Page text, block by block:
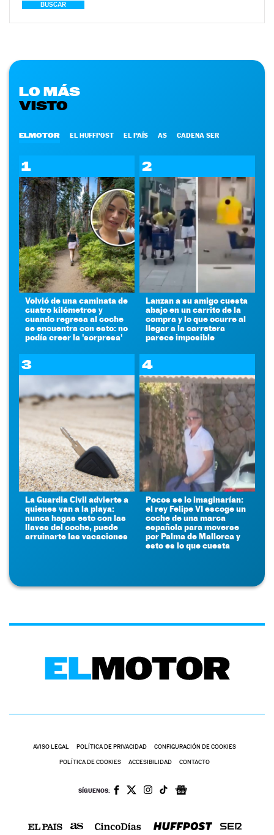
BUSCAR
LO MÁS
VISTO
ELMOTOR EL HUFFPOST EL PAÍS AS CADENA SER
1
Volvió de una caminata de
cuatro kilómetros y
cuando regresa al coche
se encuentra con esto: no
podía creer la 'sorpresa'
2
Lanzan a su amigo cuesta
abajo en un carrito de la
compra y lo que ocurre al
llegar a la carretera
parece imposible
3
La Guardia Civil advierte a
quienes van a la playa:
nunca hagas esto con las
llaves del coche, puede
arruinarte las vacaciones
4
Pocos se lo imaginarían:
el rey Felipe VI escoge un
coche de una marca
española para moverse
por Palma de Mallorca y
esto es lo que cuesta
AVISO LEGAL POLÍTICA DE PRIVACIDAD CONFIGURACIÓN DE COOKIES
POLÍTICA DE COOKIES ACCESIBILIDAD CONTACTO
SÍGUENOS: